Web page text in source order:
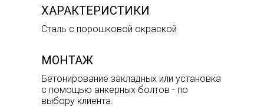
ХАРАКТЕРИСТИКИ
Сталь с порошковой окраской
МОНТАЖ
Бетонирование закладных или установка
с помощью анкерных болтов - по
выбору клиента.